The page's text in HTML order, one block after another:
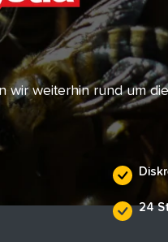
weiterhin rund um
24